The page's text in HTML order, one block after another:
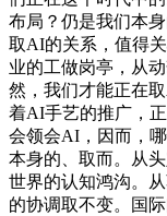
布局？仍是我们本
取AI的关系，值得
业的工做岗亭，从
然，我们才能正在
着AI手艺的推广，
会领会AI，因而，
本身的、取而。从
世界的认知鸿沟。
的协调取不变。国